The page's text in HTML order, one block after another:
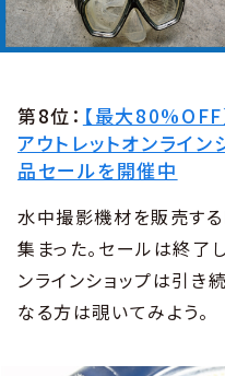
第8位： 【最大
アウトレットオンライン
品セールを開催中
水中撮影機材を販売す
集まった。セールは終了
ンラインショップは引き
なる方は覗いてみよう。